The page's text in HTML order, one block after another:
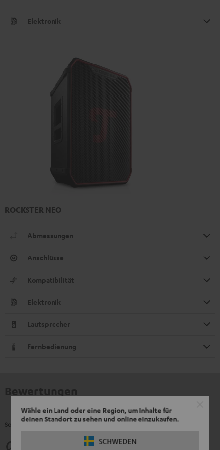
Wähle ein Land oder eine Region, um Inhalte für
deinen Standort zu sehen und online einzukaufen.
SCHWEDEN
Elektronik
ROCKSTER NEO
Abmessungen
Anschlüsse
Kompatibilität
Elektronik
Lautsprecher
Fernbedienung
So bewerten Kunden dieses Produkt